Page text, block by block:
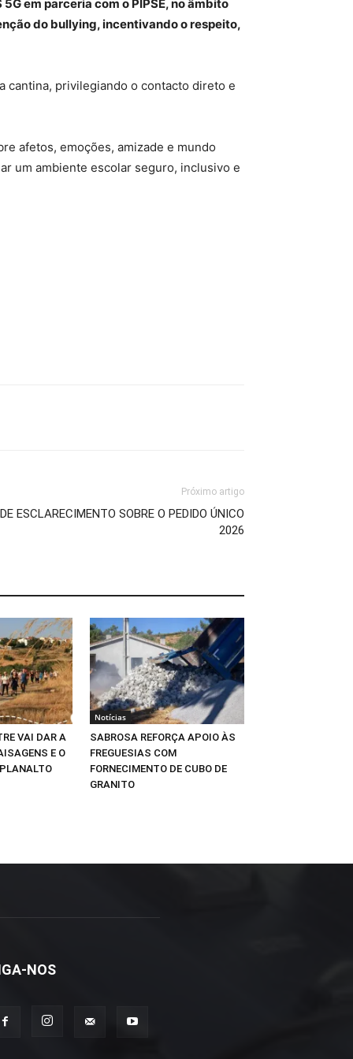
em parceria com o PIPSE, no âmbito
do bullying, incentivando o respeito,
cantina, privilegiando o contacto direto e
afetos, emoções, amizade e mundo
um ambiente escolar seguro, inclusivo e
Próximo artigo
ESCLARECIMENTO SOBRE O PEDIDO ÚNICO
2026
VAI DAR A
E O
Notícias
SABROSA REFORÇA APOIO ÀS
FREGUESIAS COM
FORNECIMENTO DE CUBO DE
GRANITO
NOS